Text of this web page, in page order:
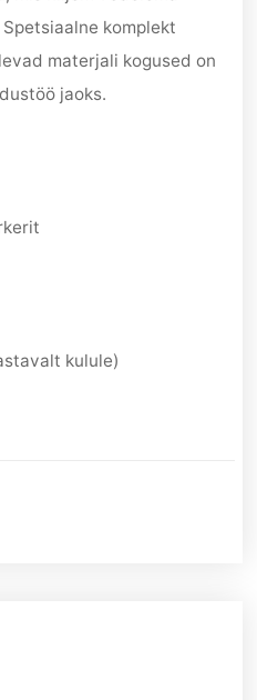
komplekt
materjali kogused on
jaoks.
kulule)